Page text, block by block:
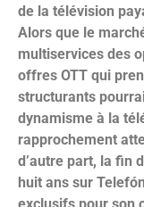
de la télévision
Alors que le
multiservices des
offres OTT qui
structurants
dynamisme à la
rapprochement
d’autre part, la fin
huit ans sur